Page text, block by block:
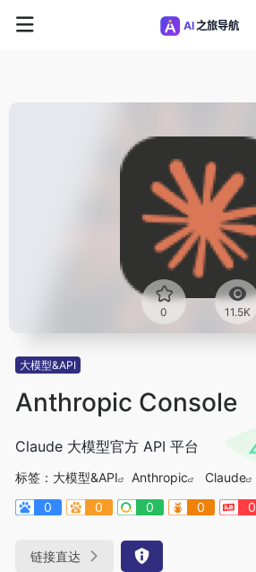
0 11.5K
大模型&API
Anthropic Console
Claude 大模型官方 API 平台
标签： 大模型&API Anthropic Claude
0
0 0 0 0
链接直达